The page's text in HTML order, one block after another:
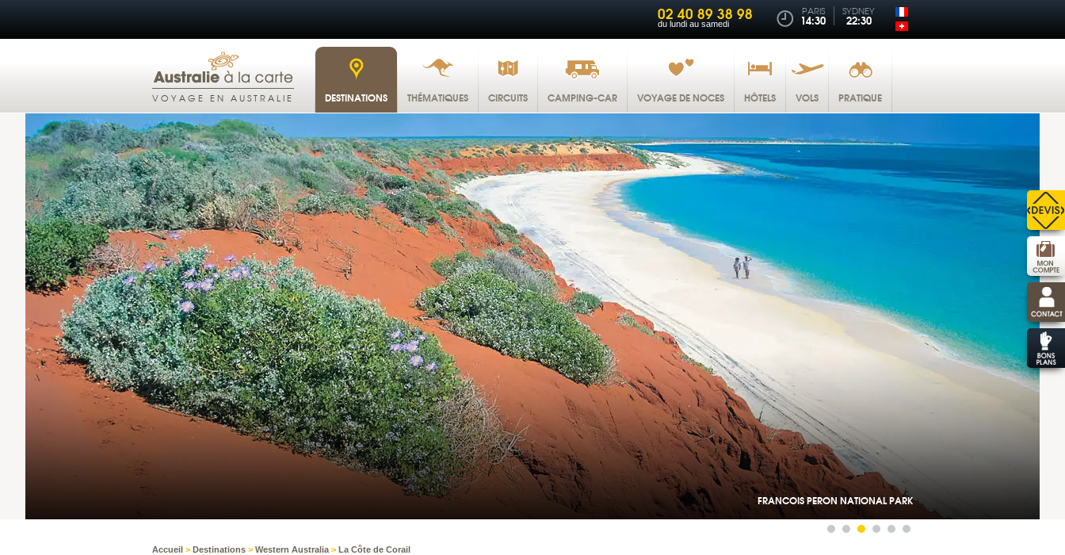
02 40 89 38 98
du lundi au samedi
PARIS
14:30
SYDNEY
22:30
VOYAGE EN AUSTRALIE DESTINATIONS THÉMATIQUES CIRCUITS CAMPING-CAR VOYAGE DE NOCES HÔTELS VOLS PRATIQUE
FRANCOIS PERON NATIONAL PARK
Accueil > Destinations > Western Australia > La Côte de Corail